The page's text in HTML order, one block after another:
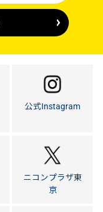
公式Instagram
ニコンプラザ東
京